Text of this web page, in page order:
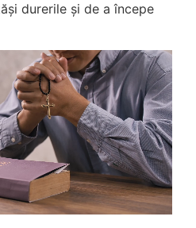
durerile și de a începe